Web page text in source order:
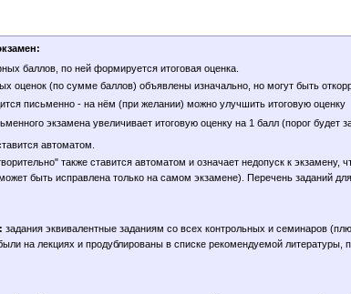
баллов, по ней формируется итоговая оценка.
оценок (по сумме баллов) объявлены изначально, но могут быть
письменно - на нём (при желании) можно улучшить итоговую оценку
экзамена увеличивает итоговую оценку на 1 балл (порог будет
автоматом.
также ставится автоматом и означает недопуск к
быть исправлена только на самом экзамене). Перечень заданий
задания эквивалентные заданиям со всех контрольных и семинаров
на лекциях и продублированы в списке рекомендуемой